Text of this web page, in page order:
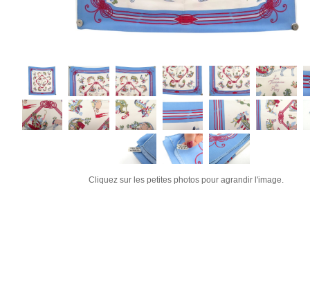
Cliquez sur les petites photos pour agrandir l'image.